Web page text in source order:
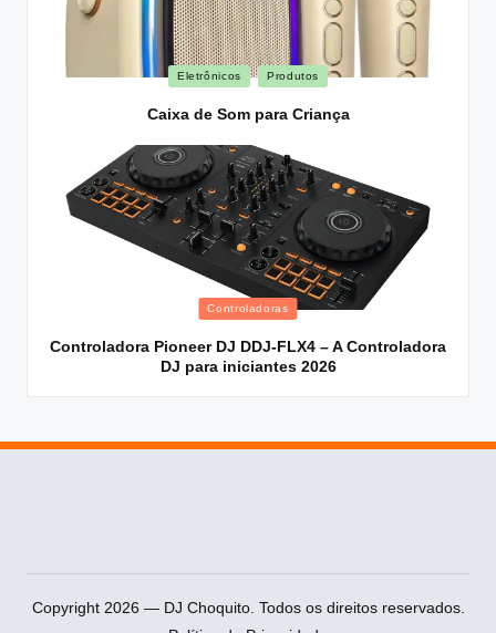
Posted
Eletrônicos Produtos
Caixa de Som para Criança
Posted
Controladoras
Controladora Pioneer DJ DDJ-FLX4 – A Controladora
DJ para iniciantes 2026
Copyright 2026 — DJ Choquito. Todos os direitos reservados.